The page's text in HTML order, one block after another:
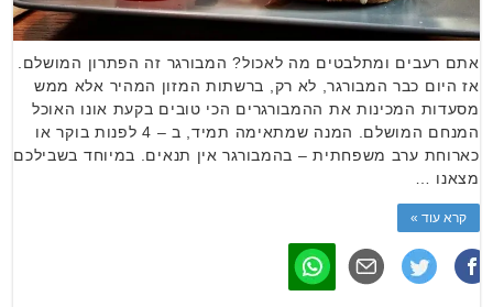
אתם רעבים ומתלבטים מה לאכול? המבורגר זה הפתרון המושלם.
אז היום כבר המבורגר, לא רק, ברשתות המזון המהיר אלא ממש
מסעדות המכינות את ההמבורגרים הכי טובים בקעת אונו האוכל
המנחם המושלם. המנה שמתאימה תמיד, ב – 4 לפנות בוקר או
כארוחת ערב משפחתית – בהמבורגר אין תנאים. במיוחד בשבילכם
מצאנו …
קרא עוד »